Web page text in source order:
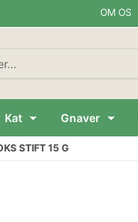
OM OS
Kat Gnaver
STIFT 15 G